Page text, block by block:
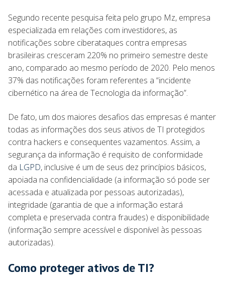
Segundo recente pesquisa feita pelo grupo Mz, empresa
especializada em relações com investidores, as
notificações sobre ciberataques contra empresas
brasileiras cresceram 220% no primeiro semestre deste
ano, comparado ao mesmo período de 2020. Pelo menos
37% das notificações foram referentes a “incidente
cibernético na área de Tecnologia da informação”.
De fato, um dos maiores desafios das empresas é manter
todas as informações dos seus ativos de TI protegidos
contra hackers e consequentes vazamentos. Assim, a
segurança da informação é requisito de conformidade
da LGPD, inclusive é um de seus dez princípios básicos,
apoiada na confidencialidade (a informação só pode ser
acessada e atualizada por pessoas autorizadas),
integridade (garantia de que a informação estará
completa e preservada contra fraudes) e disponibilidade
(informação sempre acessível e disponível às pessoas
autorizadas).
Como proteger ativos de TI?